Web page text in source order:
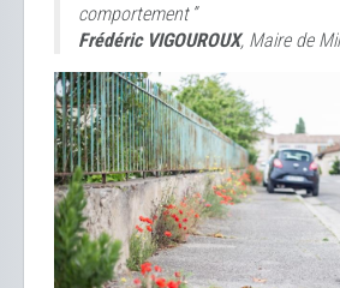
comportement ”
Frédéric VIGOUROUX, Maire de